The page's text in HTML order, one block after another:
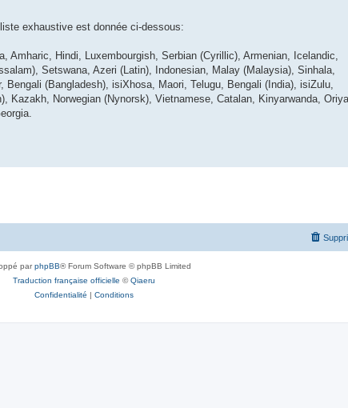
exhaustive est donnée ci-dessous:
Hindi, Luxembourgish, Serbian (Cyrillic), Armenian, Icelandic,
Setswana, Azeri (Latin), Indonesian, Malay (Malaysia), Sinhala,
(Bangladesh), isiXhosa, Maori, Telugu, Bengali (India), isiZulu,
Norwegian (Nynorsk), Vietnamese, Catalan, Kinyarwanda, Oriya,
parphpBB® Forum Software © phpBB Limited
Traduction française officielle ©Qiaeru
Confidentialité | Conditions